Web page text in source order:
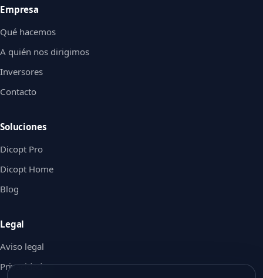
Empresa
Qué hacemos
A quién nos dirigimos
Inversores
Contacto
Soluciones
Dicopt Pro
Dicopt Home
Blog
Legal
Aviso legal
Privacidad